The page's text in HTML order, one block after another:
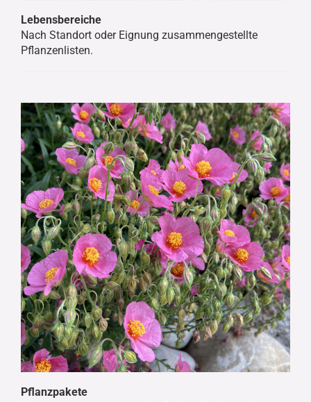
Lebensbereiche
Nach Standort oder Eignung zusammengestellte
Pflanzenlisten.
Pflanzpakete